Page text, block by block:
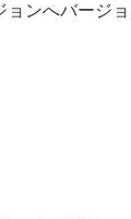
ンへバージ